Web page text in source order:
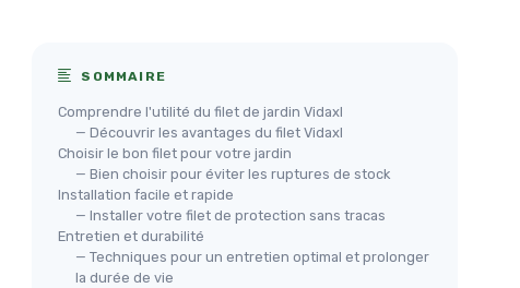
SOMMAIRE
Comprendre l'utilité du filet de jardin Vidaxl
— Découvrir les avantages du filet Vidaxl
Choisir le bon filet pour votre jardin
— Bien choisir pour éviter les ruptures de stock
Installation facile et rapide
— Installer votre filet de protection sans tracas
Entretien et durabilité
— Techniques pour un entretien optimal et prolonger
la durée de vie